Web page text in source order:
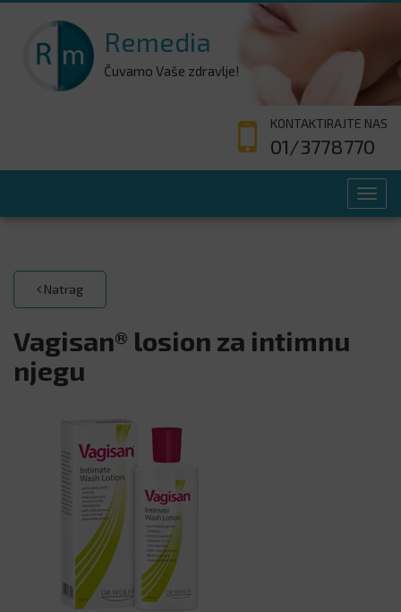
Remedia
Čuvamo Vaše zdravlje!
KONTAKTIRAJTE NAS
01/3778770
Natrag
Vagisan® losion za intimnu
njegu